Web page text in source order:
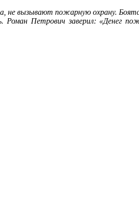
не вызывают пожарную охрану.
Петрович заверил: «Денег